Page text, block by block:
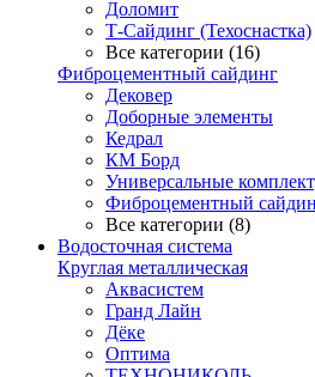
Доломит
Т-Сайдинг (Техоснастка)
Все категории (16)
Фиброцементный сайдинг
Дековер
Доборные элементы
Кедрал
КМ Борд
Универсальные
Фиброцементный
Все категории (8)
Водосточная система
Круглая металлическая
Аквасистем
Гранд Лайн
Дёке
Оптима